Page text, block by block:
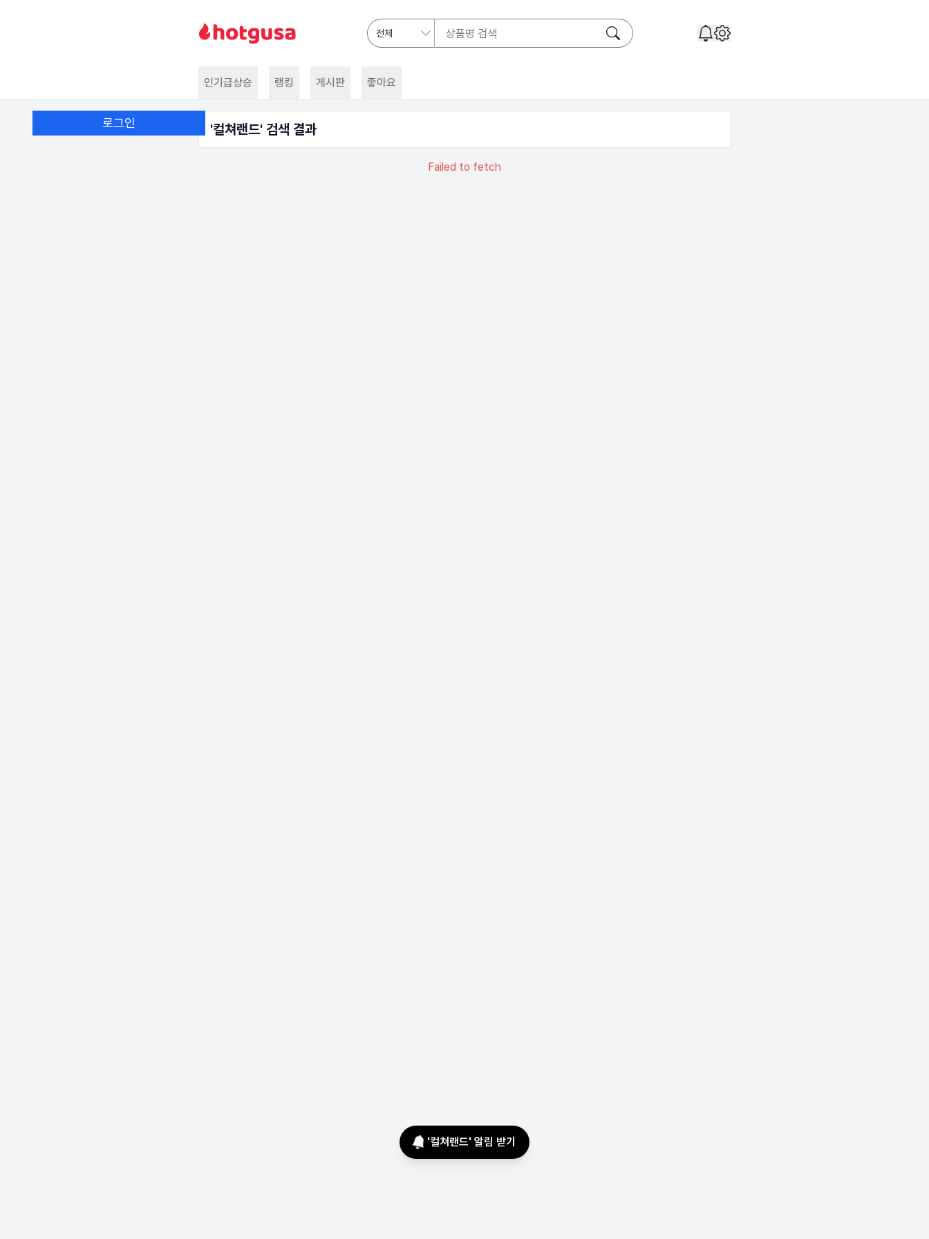
인기급상승 랭킹 게시판 좋아요
로그인 '컬쳐랜드' 검색 결과
Failed to fetch
'컬쳐랜드' 알림 받기